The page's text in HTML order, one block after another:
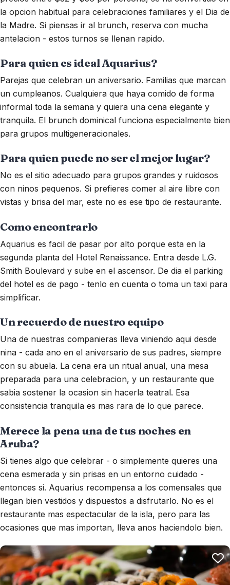
la opcion habitual para celebraciones familiares y el Dia de
la Madre. Si piensas ir al brunch, reserva con mucha
antelacion - estos turnos se llenan rapido.
Para quien es ideal Aquarius?
Parejas que celebran un aniversario. Familias que marcan
un cumpleanos. Cualquiera que haya comido de forma
informal toda la semana y quiera una cena elegante y
tranquila. El brunch dominical funciona especialmente bien
para grupos multigeneracionales.
Para quien puede no ser el mejor lugar?
No es el sitio adecuado para grupos grandes y ruidosos
con ninos pequenos. Si prefieres comer al aire libre con
vistas y brisa del mar, este no es ese tipo de restaurante.
Como encontrarlo
Aquarius es facil de pasar por alto porque esta en la
segunda planta del Hotel Renaissance. Entra desde L.G.
Smith Boulevard y sube en el ascensor. De dia el parking
del hotel es de pago - tenlo en cuenta o toma un taxi para
simplificar.
Un recuerdo de nuestro equipo
Una de nuestras companieras lleva viniendo aqui desde
nina - cada ano en el aniversario de sus padres, siempre
con su abuela. La cena era un ritual anual, una mesa
preparada para una celebracion, y un restaurante que
sabia sostener la ocasion sin hacerla teatral. Esa
consistencia tranquila es mas rara de lo que parece.
Merece la pena una de tus noches en
Aruba?
Si tienes algo que celebrar - o simplemente quieres una
cena esmerada y sin prisas en un entorno cuidado -
entonces si. Aquarius recompensa a los comensales que
llegan bien vestidos y dispuestos a disfrutarlo. No es el
restaurante mas espectacular de la isla, pero para las
ocasiones que mas importan, lleva anos haciendolo bien.